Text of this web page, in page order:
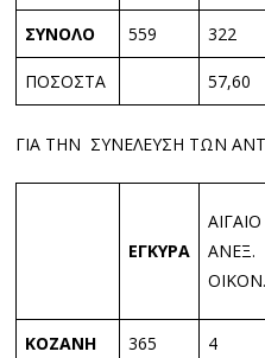
ΣΥΝΟΛΟ 559 322
ΠΟΣΟΣΤΑ 57,60
ΓΙΑ ΤΗΝ ΣΥΝΕΛΕΥΣΗ ΤΩΝ
ΕΓΚΥΡΑ
ΑΙΓΑΙΟ
ΑΝΕΞ.
ΟΙΚΟΝ.
ΚΟΖΑΝΗ 365 4